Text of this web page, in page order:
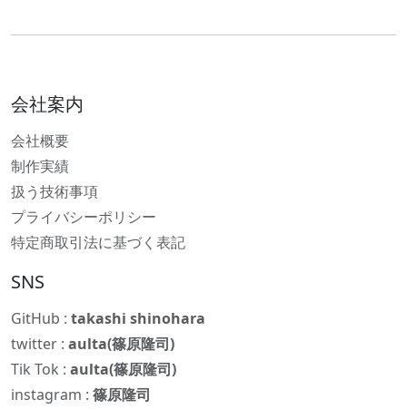
会社案内
会社概要
制作実績
扱う技術事項
プライバシーポリシー
特定商取引法に基づく表記
SNS
GitHub : takashi shinohara
twitter : aulta(篠原隆司)
Tik Tok : aulta(篠原隆司)
instagram : 篠原隆司